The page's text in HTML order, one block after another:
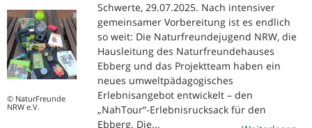
© NaturFreunde
NRW e.V.
Schwerte, 29.07.2025. Nach intensiver
gemeinsamer Vorbereitung ist es endlich
so weit: Die Naturfreundejugend NRW, die
Hausleitung des Naturfreundehauses
Ebberg und das Projektteam haben ein
neues umweltpädagogisches
Erlebnisangebot entwickelt – den
„NahTour“-Erlebnisrucksack für den
Ebberg. Die...